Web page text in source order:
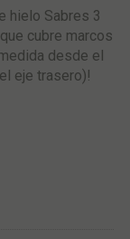
hielo Sabres 3
cubre marcos
desde el
eje trasero)!